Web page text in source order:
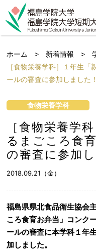
ホーム > 新着情報 >
［食物栄養学科］１年生
ールの審査に参加しました！
食物栄養学科
［食物栄養学
るまごころ食
の審査に参加
2018.09.21（金）
福島県県北食品衛生協会
ころ食育お弁当」コンク
ールの審査に本学科１年
加しました。